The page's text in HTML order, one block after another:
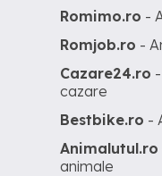
Romimo.ro -
Romjob.ro -
Cazare24.ro
cazare
Bestbike.ro -
Animalutul.ro
animale